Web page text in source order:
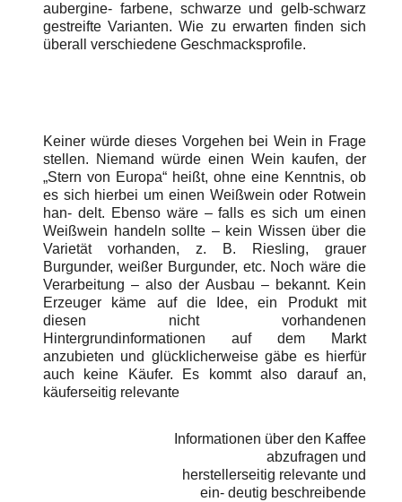
aubergine- farbene, schwarze und gelb-schwarz
gestreifte Varianten. Wie zu erwarten finden sich
überall verschiedene Geschmacksprofile.
Keiner würde dieses Vorgehen bei Wein in Frage
stellen. Niemand würde einen Wein kaufen, der
„Stern von Europa“ heißt, ohne eine Kenntnis, ob
es sich hierbei um einen Weißwein oder Rotwein
han- delt. Ebenso wäre – falls es sich um einen
Weißwein handeln sollte – kein Wissen über die
Varietät vorhanden, z. B. Riesling, grauer
Burgunder, weißer Burgunder, etc. Noch wäre die
Verarbeitung – also der Ausbau – bekannt. Kein
Erzeuger käme auf die Idee, ein Produkt mit
diesen nicht vorhandenen
Hintergrundinformationen auf dem Markt
anzubieten und glücklicherweise gäbe es hierfür
auch keine Käufer. Es kommt also darauf an,
käuferseitig relevante
Informationen über den Kaffee
abzufragen und
herstellerseitig relevante und
ein- deutig beschreibende